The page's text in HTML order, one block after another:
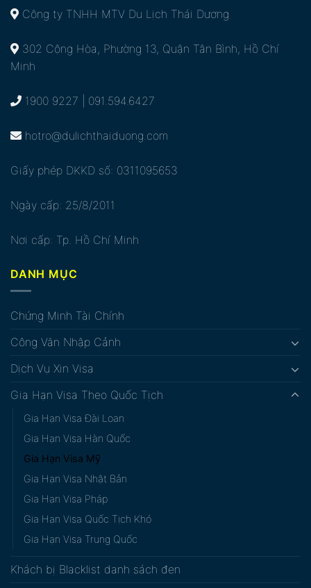
Công ty TNHH MTV Du Lịch Thái Dương
302 Cộng Hòa, Phường 13, Quận Tân Bình, Hồ Chí
Minh
1900 9227 | 091.594.6427
hotro@dulichthaiduong.com
Giấy phép DKKD số: 0311095653
Ngày cấp: 25/8/2011
Nơi cấp: Tp. Hồ Chí Minh
DANH MỤC
Chứng Minh Tài Chính
Công Văn Nhập Cảnh
Dịch Vụ Xin Visa
Gia Hạn Visa Theo Quốc Tịch
Gia Hạn Visa Đài Loan
Gia Hạn Visa Hàn Quốc
Gia Hạn Visa Mỹ
Gia Hạn Visa Nhật Bản
Gia Hạn Visa Pháp
Gia Hạn Visa Quốc Tịch Khó
Gia Hạn Visa Trung Quốc
Khách bị Blacklist danh sách đen